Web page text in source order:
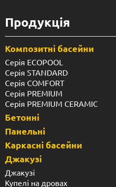
Продукція
Композитні басейни
Серія ECOPOOL
Серія STANDARD
Серія COMFORT
Серія PREMIUM
Серія PREMIUM CERAMIC
Бетонні
Панельні
Каркасні басейни
Джакузі
Джакузі
Купелі на дровах